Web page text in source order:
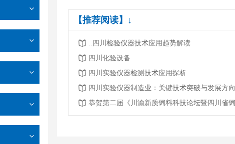
【推荐阅读】↓
..四川检验仪器技术应用趋势解读
四川化验设备
四川实验仪器检测技术应用探析
四川实验仪器制造业：关键技术突破与发展方向